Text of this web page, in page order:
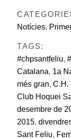
Notícies,
TAGS:
#chpsantfeliu,
Catalana, 1a
més gran, C.H.
Club Hoquei
desembre de
2015,
Sant Feliu,